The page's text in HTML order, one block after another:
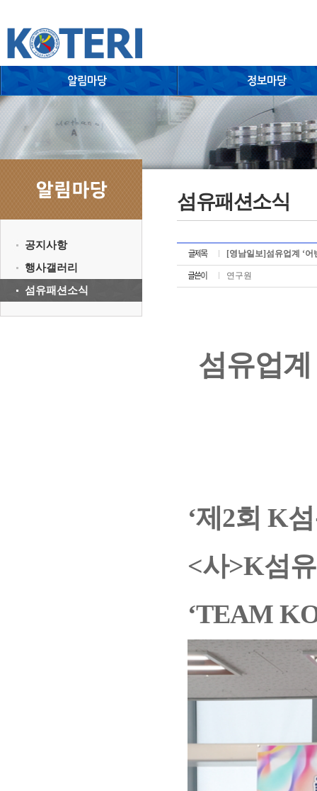
공지사항
행사갤러리
섬유패션소식
섬유패션소식
[영남일보]섬유업계 ‘
연구원
섬유업
‘제2회 K
<사>K섬
‘TEAM